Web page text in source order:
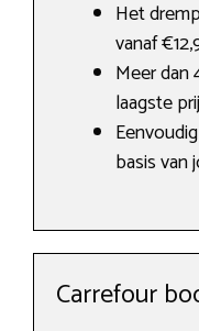
Het
vanaf
Meer dan
laagste
basis van
Carrefour